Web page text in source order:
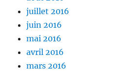
juillet 2016
juin 2016
mai 2016
avril 2016
mars 2016